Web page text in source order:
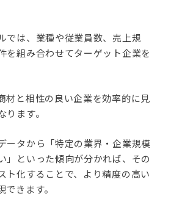
では、業種や従業員数、売上規
を組み合わせてターゲット企業を
材と相性の良い企業を効率的に見
ます。
ータから「特定の業界・企業規模
」といった傾向が分かれば、その
ト化することで、より精度の高い
きます。